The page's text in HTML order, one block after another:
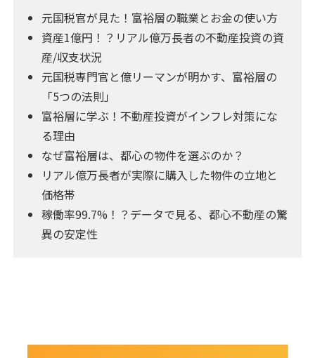
元国税官が見た！富裕層の職業とお金の使い方
資産1億円！？リアル億万長者の不動産投資の資
産/収支状況
元国税専門官と億リーマンが明かす、富裕層の
「5つの法則」
富裕層に学ぶ！不動産投資がインフレ対策にな
る理由
なぜ富裕層は、都心の物件を選ぶのか？
リアル億万長者が実際に購入した物件の立地と
価格帯
稼働率99.7%！？データで見る、都心不動産の驚
異の安定性